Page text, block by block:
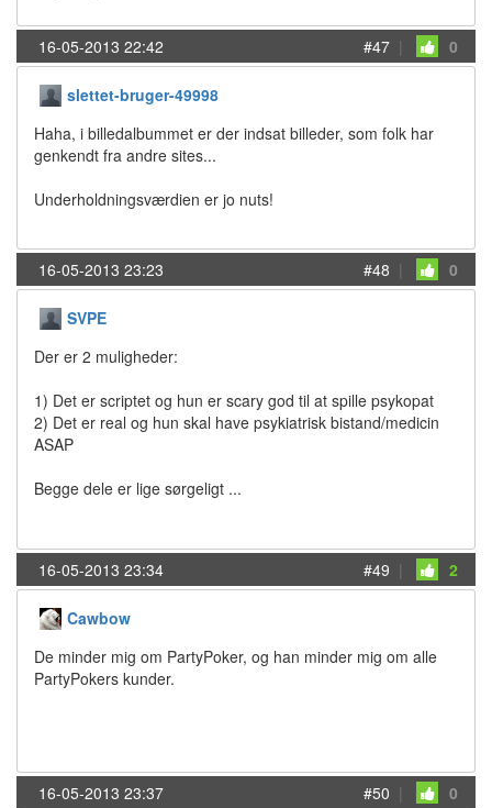
16-05-2013 22:42 #47 | 0
slettet-bruger-49998
Haha, i billedalbummet er der indsat billeder, som folk har
genkendt fra andre sites...
Underholdningsværdien er jo nuts!
16-05-2013 23:23 #48 | 0
SVPE
Der er 2 muligheder:
1) Det er scriptet og hun er scary god til at spille psykopat
2) Det er real og hun skal have psykiatrisk bistand/medicin
ASAP
Begge dele er lige sørgeligt ...
16-05-2013 23:34 #49 | 2
Cawbow
De minder mig om PartyPoker, og han minder mig om alle
PartyPokers kunder.
16-05-2013 23:37 #50 | 0